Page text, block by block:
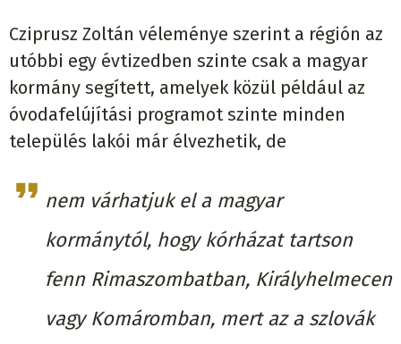
Cziprusz Zoltán véleménye szerint a régión az
utóbbi egy évtizedben szinte csak a magyar
kormány segített, amelyek közül például az
óvodafelújítási programot szinte minden
település lakói már élvezhetik, de
nem várhatjuk el a magyar
kormánytól, hogy kórházat tartson
fenn Rimaszombatban, Királyhelmecen
vagy Komáromban, mert az a szlovák